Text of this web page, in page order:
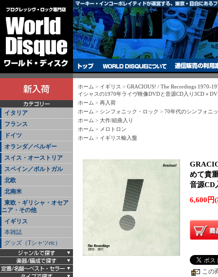
イタリア
フランス
ドイツ
オランダ／ベルギー
スイス・オーストリア
スペイン／ポルトガル
北欧
北南米
東欧・ギリシャ・オセア
ニア・その他
イギリス
本雑誌
グッズ（Tシャツetc）
ホーム > イギリス > GRACIOUS! / The Recordings 1970-
イシャスの1970年ライヴ映像DVDと音源CD入り3CD＋
ホーム > 再入荷
ホーム > シンフォニック・ロック > 70年代のシンフォニ
ホーム > 大作/組曲入り
ホーム > メロトロン
ホーム > イギリス輸入盤
めて貴
音源CD
6,600円
この